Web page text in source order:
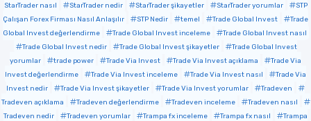
StarTrader nasıl
StarTrader nedir StarTrader şikayetler StarTrader yorumlar
STP
Çalışan Forex Firması Nasıl Anlaşılır
STP Nedir temel Trade Global Invest
Trade
Global Invest değerlendirme
Trade Global Invest inceleme
Trade Global Invest nasıl
Trade Global Invest nedir
Trade Global Invest şikayetler
Trade Global Invest
yorumlar
trade power Trade Via Invest Trade Via Invest açıklama
Trade Via
Invest değerlendirme
Trade Via Invest inceleme Trade Via Invest nasıl
Trade Via
Invest nedir
Trade Via Invest şikayetler Trade Via Invest yorumlar
Tradeven
Tradeven açıklama
Tradeven değerlendirme Tradeven inceleme
Tradeven nasıl
Tradeven nedir
Tradeven yorumlar Trampa fx inceleme Trampa fx nasıl
Trampa